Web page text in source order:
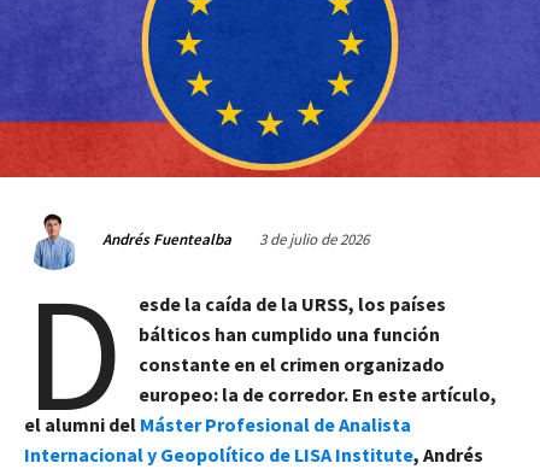
Andrés Fuentealba 3 de julio de 2026
D
esde la caída de la URSS, los países
bálticos han cumplido una función
constante en el crimen organizado
europeo: la de corredor. En este artículo,
el alumni del Máster Profesional de Analista
Internacional y Geopolítico de LISA Institute, Andrés